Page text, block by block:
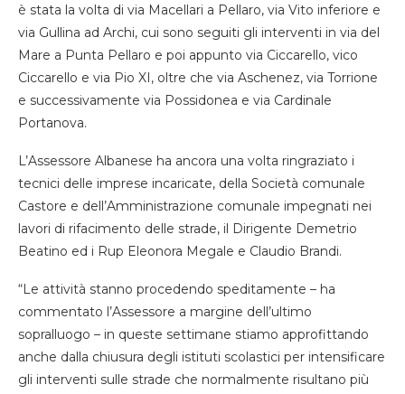
è stata la volta di via Macellari a Pellaro, via Vito inferiore e
via Gullina ad Archi, cui sono seguiti gli interventi in via del
Mare a Punta Pellaro e poi appunto via Ciccarello, vico
Ciccarello e via Pio XI, oltre che via Aschenez, via Torrione
e successivamente via Possidonea e via Cardinale
Portanova.
L’Assessore Albanese ha ancora una volta ringraziato i
tecnici delle imprese incaricate, della Società comunale
Castore e dell’Amministrazione comunale impegnati nei
lavori di rifacimento delle strade, il Dirigente Demetrio
Beatino ed i Rup Eleonora Megale e Claudio Brandi.
“Le attività stanno procedendo speditamente – ha
commentato l’Assessore a margine dell’ultimo
sopralluogo – in queste settimane stiamo approfittando
anche dalla chiusura degli istituti scolastici per intensificare
gli interventi sulle strade che normalmente risultano più